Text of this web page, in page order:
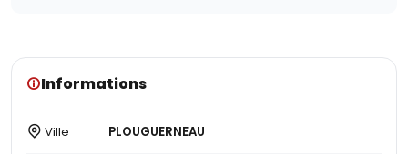
Informations
Ville PLOUGUERNEAU